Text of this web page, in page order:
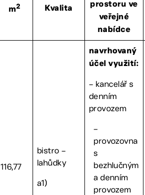
m2 Kvalita
prostoru ve
veřejné
nabídce
116,77
bistro –
lahůdky
a1)
navrhovaný
účel využití:
– kancelář s
denním
provozem
–
provozovna
s
bezhlučným
a denním
provozem